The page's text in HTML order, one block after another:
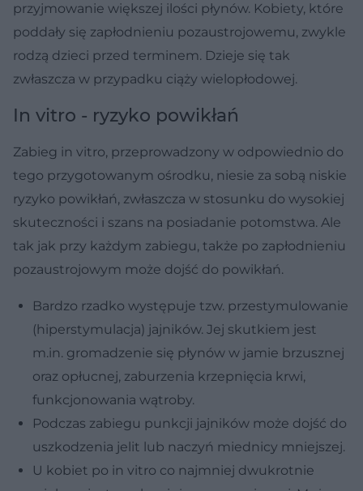
przyjmowanie większej ilości płynów. Kobiety, które
poddały się zapłodnieniu pozaustrojowemu, zwykle
rodzą dzieci przed terminem. Dzieje się tak
zwłaszcza w przypadku ciąży wielopłodowej.
In vitro - ryzyko powikłań
Zabieg in vitro, przeprowadzony w odpowiednio do
tego przygotowanym ośrodku, niesie za sobą niskie
ryzyko powikłań, zwłaszcza w stosunku do wysokiej
skuteczności i szans na posiadanie potomstwa. Ale
tak jak przy każdym zabiegu, także po zapłodnieniu
pozaustrojowym może dojść do powikłań.
Bardzo rzadko występuje tzw. przestymulowanie
(hiperstymulacja) jajników. Jej skutkiem jest
m.in. gromadzenie się płynów w jamie brzusznej
oraz opłucnej, zaburzenia krzepnięcia krwi,
funkcjonowania wątroby.
Podczas zabiegu punkcji jajników może dojść do
uszkodzenia jelit lub naczyń miednicy mniejszej.
U kobiet po in vitro co najmniej dwukrotnie